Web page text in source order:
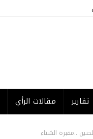
تقارير مقالات الرأي
..مقبرة الشتاء